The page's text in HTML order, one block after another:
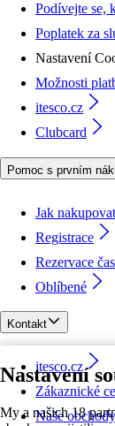
Nastavení
My a našich 18
Podívejte se,
Poplatek za
Nastavení
Možnosti
itesco.cz
Clubcard
Pomoc s prvním
Jak nakupovat
Registrace
Rezervace
Oblíbené
Kontakt
itesco.cz
Zákaznické
Naše obchody